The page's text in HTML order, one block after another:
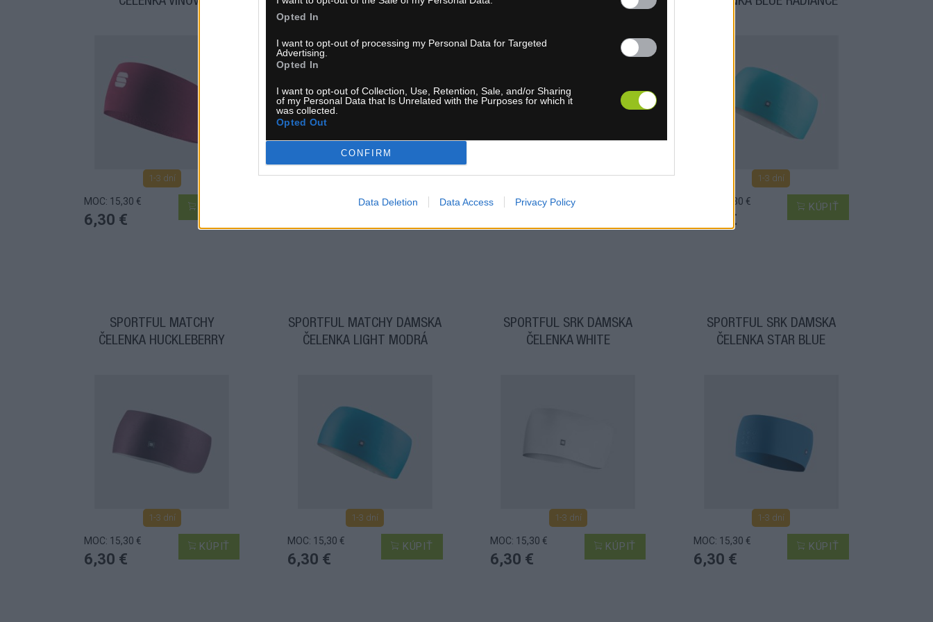
Opted In
I want to opt-out of processing my Personal Data for Targeted
Advertising.
Opted In
I want to opt-out of Collection, Use, Retention, Sale, and/or Sharing
of my Personal Data that Is Unrelated with the Purposes for which it
was collected.
Opted Out
CONFIRM
Data Deletion Data Access Privacy Policy
1-3 dní
MOC: 15,30 €
6,30 €
1-3 dní
KÚPIŤ
1-3 dní
MOC: 15,30 €
1-3 dní
MOC: 15,30 €
6,30 €
KÚPIŤ
SPORTFUL MATCHY
ČELENKA HUCKLEBERRY
1-3 dní
MOC: 15,30 €
6,30 €
KÚPIŤ
SPORTFUL MATCHY DÁMSKA
ČELENKA LIGHT MODRÁ
1-3 dní
MOC: 15,30 €
6,30 €
KÚPIŤ
SPORTFUL SRK DÁMSKA
ČELENKA WHITE
1-3 dní
MOC: 15,30 €
6,30 €
KÚPIŤ
SPORTFUL SRK DÁMSKA
ČELENKA STAR BLUE
1-3 dní
MOC: 15,30 €
6,30 €
KÚPIŤ